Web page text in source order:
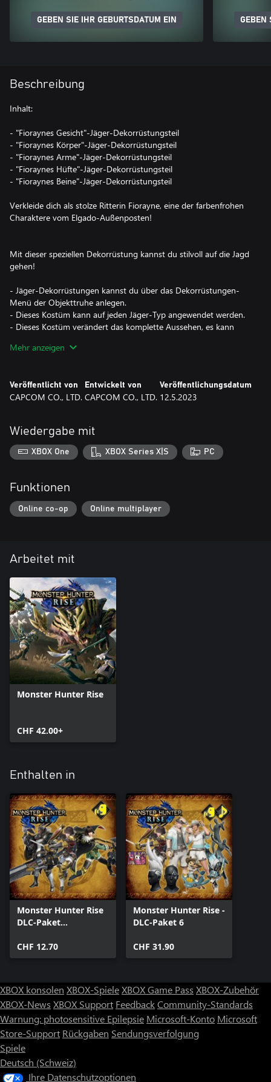
GEBEN SIE IHR GEBURTSDATUM EIN GEBEN
Beschreibung
Inhalt:
- "Fioraynes Gesicht"-Jäger-Dekorrüstungsteil
- "Fioraynes Körper"-Jäger-Dekorrüstungsteil
- "Fioraynes Arme"-Jäger-Dekorrüstungsteil
- "Fioraynes Hüfte"-Jäger-Dekorrüstungsteil
- "Fioraynes Beine"-Jäger-Dekorrüstungsteil
Verkleide dich als stolze Ritterin Fiorayne, eine der farbenfrohen
Charaktere vom Elgado-Außenposten!
Mit dieser speziellen Dekorrüstung kannst du stilvoll auf die Jagd
gehen!
- Jäger-Dekorrüstungen kannst du über das Dekorrüstungen-
Menü der Objekttruhe anlegen.
- Dieses Kostüm kann auf jeden Jäger-Typ angewendet werden.
- Dieses Kostüm verändert das komplette Aussehen, es kann
- Einige Kostümelemente weichen von der Version ab, die der
ändern. Sie haben keinen Einfluss auf dessen Werte oder
Fähigkeiten.
erhältlich. Bitte überprüfe deine bisherigen Käufe, um doppelte
Käufe zu vermeiden.
Mehr anzeigen
Veröffentlicht von
CAPCOM CO., LTD.
Entwickelt von
CAPCOM CO., LTD.
Veröffentlichungsdatum
12.5.2023
Wiedergabe mit
XBOX One XBOX Series X|S PC
Funktionen
Online co-op Online multiplayer
Arbeitet mit
Monster Hunter Rise
CHF 42.00+
Enthalten in
Monster Hunter Rise
DLC-Paket
Kollektion"
CHF 12.70
Monster Hunter Rise -
DLC-Paket 6
CHF 31.90
XBOX konsolen XBOX-SpieleXBOX Game Pass XBOX-Zubehör
XBOX-News XBOX Support FeedbackCommunity-Standards
Warnung: photosensitive Epilepsie Microsoft-Konto Microsoft
Store-Support Rückgaben Sendungsverfolgung
Spiele
Deutsch (Schweiz)
Ihre Datenschutzoptionen